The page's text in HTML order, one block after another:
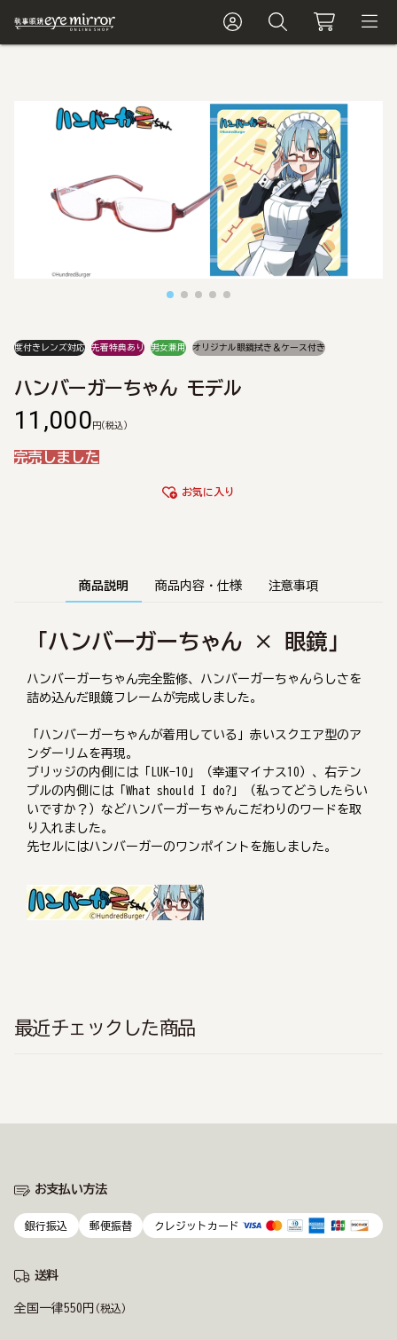
度付きレンズ対応 先着特典あり 男女兼用 オリジナル眼鏡拭き＆ケース付き
ハンバーガーちゃん モデル
11,000 円 (税込)
完売しました
お気に入り
商品説明 商品内容・仕様 注意事項
「ハンバーガーちゃん × 眼鏡」
ハンバーガーちゃん完全監修、ハンバーガーちゃんらしさを
詰め込んだ眼鏡フレームが完成しました。
「ハンバーガーちゃんが着用している」赤いスクエア型のア
ンダーリムを再現。
ブリッジの内側には「LUK-10」（幸運マイナス10）、右テン
プルの内側には「What should I do?」（私ってどうしたらい
いですか？）などハンバーガーちゃんこだわりのワードを取
り入れました。
先セルにはハンバーガーのワンポイントを施しました。
最近チェックした商品
お支払い方法
銀行振込 郵便振替 クレジットカード
送料
全国一律550円 (税込)